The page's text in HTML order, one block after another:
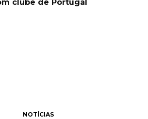
clube de Portugal
NOTÍCIAS